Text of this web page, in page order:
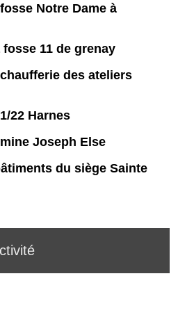
Notre Dame à
11 de grenay
des ateliers
22 Harnes
Joseph Else
du siège Sainte